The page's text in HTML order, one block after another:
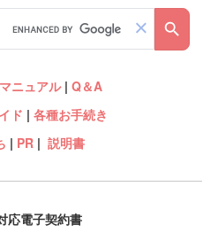
マニュアル| Q＆A
ド | 各種お手続き
| PR| 説明書
応電子契約書